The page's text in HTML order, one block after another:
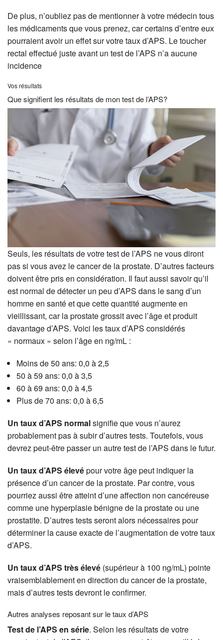
De plus, n’oubliez pas de mentionner à votre médecin tous
les médicaments que vous prenez, car certains d’entre eux
pourraient avoir un effet sur votre taux d’APS. Le toucher
rectal effectué juste avant un test de l’APS n’a aucune
incidence
Vos résultats
Que signifient les résultats de mon test de l’APS?
Seuls, les résultats de votre test de l’APS ne vous diront
pas si vous avez le cancer de la prostate. D’autres facteurs
doivent être pris en considération. Il faut aussi savoir qu’il
est normal de détecter un peu d’APS dans le sang d’un
homme en santé et que cette quantité augmente en
vieillissant, car la prostate grossit avec l’âge et produit
davantage d’APS. Voici les taux d’APS considérés
« normaux » selon l’âge en ng/mL :
Moins de 50 ans: 0,0 à 2,5
50 à 59 ans: 0,0 à 3,5
60 à 69 ans: 0,0 à 4,5
Plus de 70 ans: 0,0 à 6,5
Un taux d’APS normalsignifie que vous n’aurez
probablement pas à subir d’autres tests. Toutefois, vous
devrez peut-être passer un autre test de l’APS dans le futur.
Un taux d’APS élevépour votre âge peut indiquer la
présence d’un cancer de la prostate. Par contre, vous
pourriez aussi être atteint d’une affection non cancéreuse
comme une hyperplasie bénigne de la prostate ou une
prostatite. D’autres tests seront alors nécessaires pour
déterminer la cause exacte de l’augmentation de votre taux
d’APS.
Un taux d’APS très élevé (supérieur à 100 ng/mL) pointe
vraisemblablement en direction du cancer de la prostate,
mais d’autres tests devront le confirmer.
Autres analyses reposant sur le taux d’APS
Test de l’APS en série. Selon les résultats de votre